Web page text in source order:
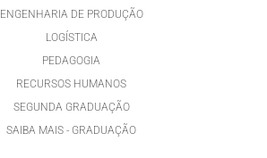
ENGENHARIA DE PRODUÇÃO
LOGÍSTICA
PEDAGOGIA
RECURSOS HUMANOS
SEGUNDA GRADUAÇÃO
SAIBA MAIS - GRADUAÇÃO